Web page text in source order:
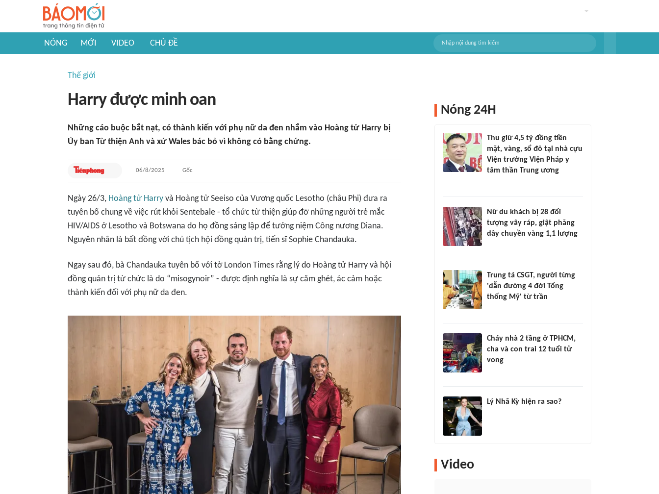
NÓNG MỚI VIDEO CHỦ ĐỀ
Thế giới
Harry được minh oan
Những cáo buộc bắt nạt, có thành kiến với phụ nữ da đen nhắm vào Hoàng tử Harry bị
Ủy ban Từ thiện Anh và xứ Wales bác bỏ vì không có bằng chứng.
06/8/2025 Gốc
Ngày 26/3, Hoàng tử Harry và Hoàng tử Seeiso của Vương quốc Lesotho (châu Phi) đưa ra
tuyên bố chung về việc rút khỏi Sentebale - tổ chức từ thiện giúp đỡ những người trẻ mắc
HIV/AIDS ở Lesotho và Botswana do họ đồng sáng lập để tưởng niệm Công nương Diana.
Nguyên nhân là bất đồng với chủ tịch hội đồng quản trị, tiến sĩ Sophie Chandauka.
Ngay sau đó, bà Chandauka tuyên bố với tờ London Times rằng lý do Hoàng tử Harry và hội
đồng quản trị từ chức là do “misogynoir” - được định nghĩa là sự căm ghét, ác cảm hoặc
thành kiến đối với phụ nữ da đen.
Nóng 24H
Thu giữ 4,5 tỷ đồng tiền
mặt, vàng, sổ đỏ tại nhà cựu
Viện trưởng Viện Pháp y
tâm thần Trung ương
Nữ du khách bị 28 đối
tượng vây ráp, giật phăng
dây chuyền vàng 1,1 lượng
Trung tá CSGT, người từng
'dẫn đường 4 đời Tổng
thống Mỹ' từ trần
Cháy nhà 2 tầng ở TPHCM,
cha và con trai 12 tuổi tử
vong
Lý Nhã Kỳ hiện ra sao?
Video